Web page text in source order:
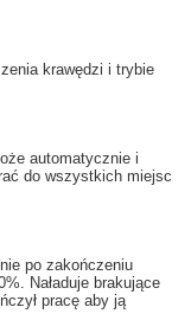
krawędzi i trybie
automatycznie i
do wszystkich miejsc
po zakończeniu
%. Naładuje brakujące
pracę aby ją